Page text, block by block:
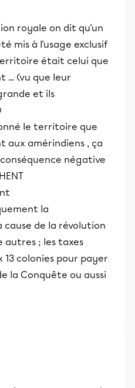
royale on dit qu'un
mis à l'usage exclusif
était celui que
... (vu que leur
et ils
le territoire que
aux amérindiens , ça
négative
la
de la révolution
autres ; les taxes
13 colonies pour payer
la Conquête ou aussi